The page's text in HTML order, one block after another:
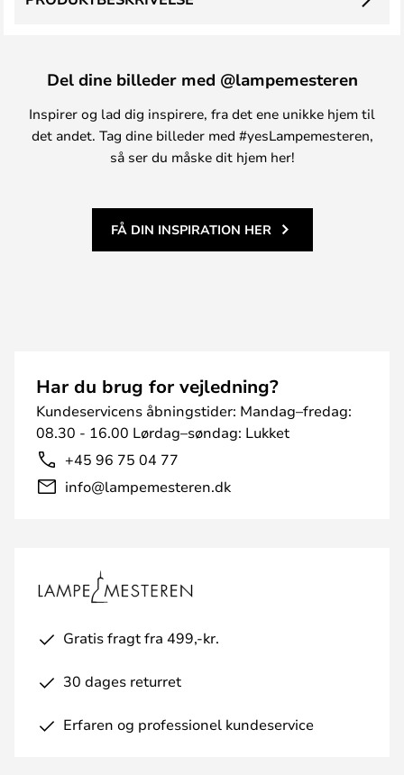
Del dine billeder med @lampemesteren
Inspirer og lad dig inspirere, fra det ene unikke hjem til
det andet. Tag dine billeder med #yesLampemesteren,
så ser du måske dit hjem her!
FÅ DIN INSPIRATION HER
Har du brug for vejledning?
Kundeservicens åbningstider: Mandag–fredag:
08.30 - 16.00 Lørdag–søndag: Lukket
+45 96 75 04 77
info@lampemesteren.dk
Gratis fragt fra 499,-kr.
30 dages returret
Erfaren og professionel kundeservice